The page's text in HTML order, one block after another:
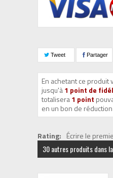
Tweet Partager
En achetant ce produit
jusqu'à1 point de
totalisera1 point
en un bon de
Rating: Écrire le
30 autres produits dans